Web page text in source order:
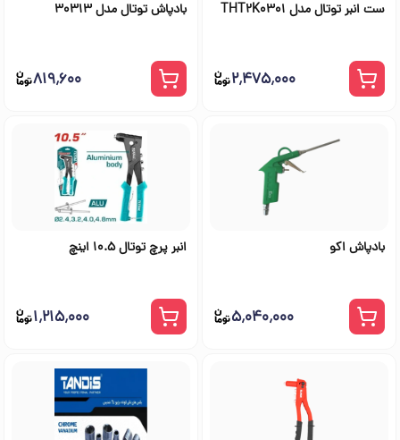
ست انبر توتال مدل THT2K0301
۲٬۴۷۵٬۰۰۰
بادپاش توتال مدل 30313
۸۱۹٬۶۰۰
بادپاش اکو
۵٬۰۴۰٬۰۰۰
انبر پرچ توتال 10.5 اینچ
۱٬۲۱۵٬۰۰۰